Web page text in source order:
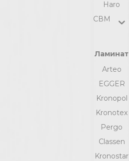
Haro
СВМ
Ламинат
Arteo
EGGER
Kronopol
Kronotex
Pergo
Classen
Kronostar